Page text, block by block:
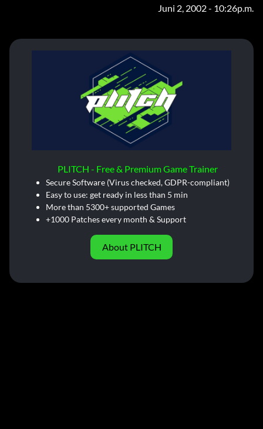
Juni 2, 2002 - 10:26p.m.
PLITCH - Free & Premium Game Trainer
Secure Software (Virus checked, GDPR-compliant)
Easy to use: get ready in less than 5 min
More than 5300+ supported Games
+1000 Patches every month & Support
About PLITCH